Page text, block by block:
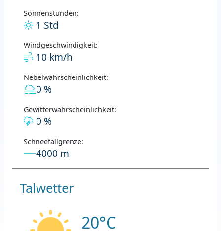
Sonnenstunden:
1 Std
Windgeschwindigkeit:
10 km/h
Nebelwahrscheinlichkeit:
0 %
Gewitterwahrscheinlichkeit:
0 %
Schneefallgrenze:
4000 m
Talwetter
20°C